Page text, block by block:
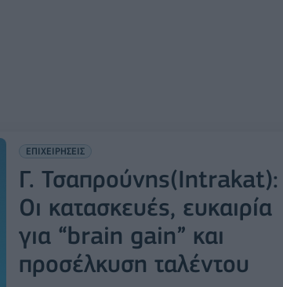
ΕΠΙΧΕΙΡΗΣΕΙΣ
Γ. Τσαπρούνης(Intrakat):
Οι κατασκευές, ευκαιρία
για “brain gain” και
προσέλκυση ταλέντου